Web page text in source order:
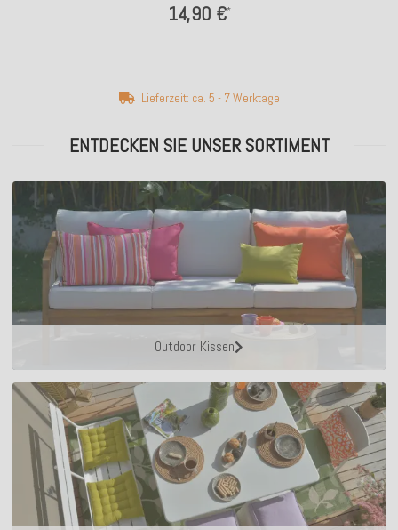
14,90 €*
Lieferzeit: ca. 5 - 7 Werktage
ENTDECKEN SIE UNSER SORTIMENT
Outdoor Kissen